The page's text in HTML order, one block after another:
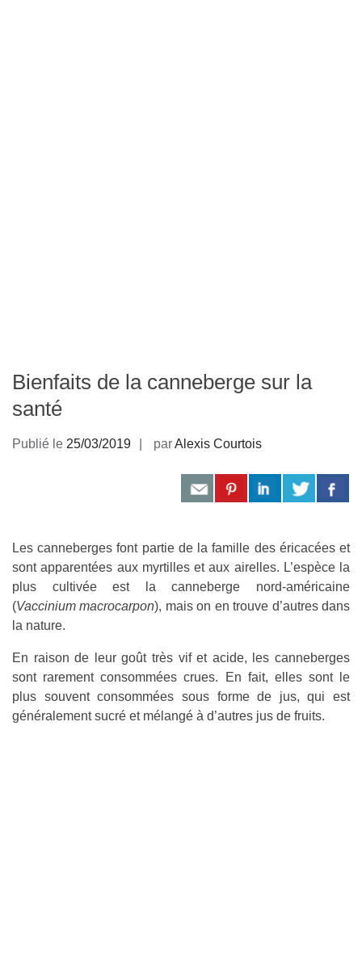
Bienfaits de la canneberge sur la
santé
Publié le 25/03/2019 parAlexis Courtois
Les canneberges font partie de la famille des éricacées et
sont apparentées aux myrtilles et aux airelles. L’espèce la
plus cultivée est la canneberge nord-américaine
(Vaccinium macrocarpon), mais on en trouve d’autres dans
la nature.
En raison de leur goût très vif et acide, les canneberges
sont rarement consommées crues. En fait, elles sont le
plus souvent consommées sous forme de jus, qui est
généralement sucré et mélangé à d’autres jus de fruits.